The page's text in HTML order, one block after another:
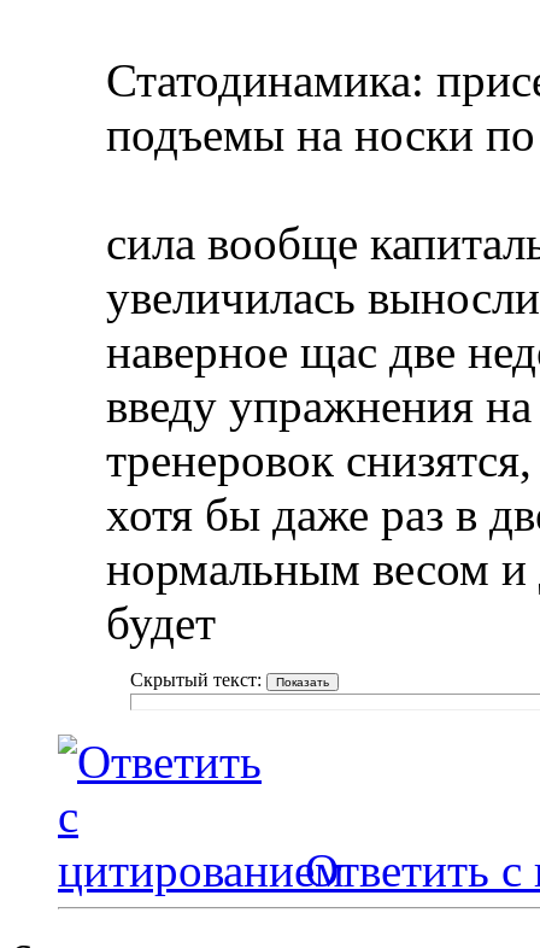
Статодинамика:
подъемы на носки
сила вообще
увеличилась
наверное щас две
введу упражнения
тренеровок
хотя бы даже раз в
нормальным весом и
будет
Скрытый текст:
Ответить с